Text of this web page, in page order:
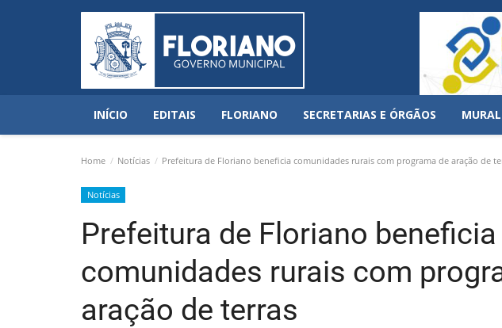
INÍCIO EDITAIS FLORIANO SECRETARIAS E ÓRGÃOS
Home Notícias Prefeitura de Floriano beneficia comunidades rurais com programa de aração de
Notícias
Prefeitura de Floriano beneficia
comunidades rurais com
aração de terras